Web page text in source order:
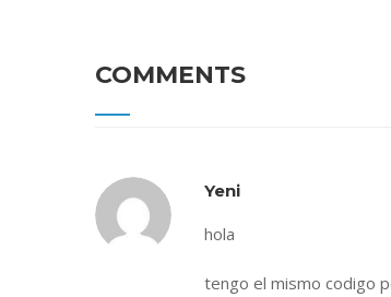
COMMENTS
Yeni
hola
tengo el mismo codigo